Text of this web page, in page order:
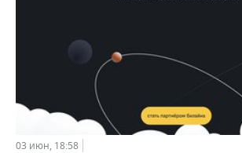
03 июн, 18:58